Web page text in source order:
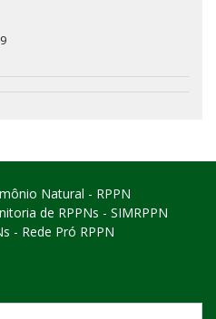
Natural - RPPN
de RPPNs - SIMRPPN
- Rede Pró RPPN